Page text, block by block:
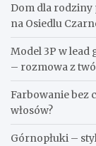
Dom dla rodziny
na Osiedlu
Model 3P w
– rozmowa z
Farbowanie bez
włosów?
Górnopłuki –